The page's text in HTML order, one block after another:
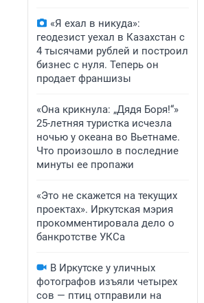
«Я ехал в никуда»:
геодезист уехал в Казахстан с
4 тысячами рублей и построил
бизнес с нуля. Теперь он
продает франшизы
«Она крикнула: „Дядя Боря!“»
25-летняя туристка исчезла
ночью у океана во Вьетнаме.
Что произошло в последние
минуты ее пропажи
«Это не скажется на текущих
проектах». Иркутская мэрия
прокомментировала дело о
банкротстве УКСа
В Иркутске у уличных
фотографов изъяли четырех
сов — птиц отправили на